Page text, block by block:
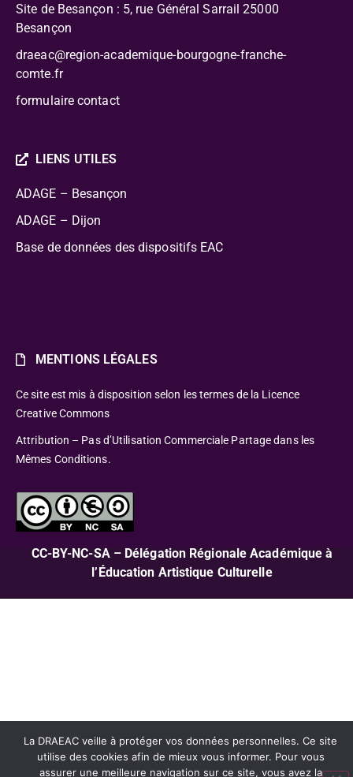
Site de Besançon : 5, rue Général Sarrail 25000
Besançon
draeac@region-academique-bourgogne-franche-
comte.fr
formulaire contact
LIENS UTILES
ADAGE – Besançon
ADAGE – Dijon
Base de données des dispositifs EAC
MENTIONS LÉGALES
Ce site est mis à disposition selon les termes de la Licence
Creative Commons
Attribution – Pas d’Utilisation Commerciale Partage dans les
Mêmes Conditions.
CC-BY-NC-SA – Délégation Régionale Académique à
l’Éducation Artistique Culturelle
La DRAEAC veille à protéger vos données personnelles. Ce site
utilise des cookies afin de mieux vous informer. Pour vous
assurer une meilleure navigation sur ce site, vous avez la